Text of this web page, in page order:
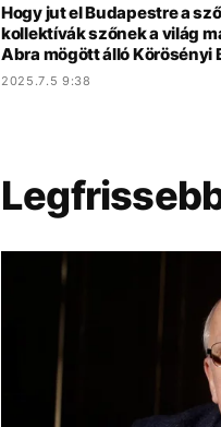
Hogy jut el Budapestre a
kollektívák szőnek a világ
Abra mögött álló Körösényi
2025.7.5 9:38